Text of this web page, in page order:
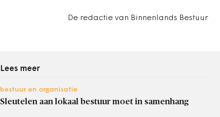
De redactie van Binnenlands Bestuur
Lees meer
bestuur en organisatie
Sleutelen aan lokaal bestuur moet in samenhang